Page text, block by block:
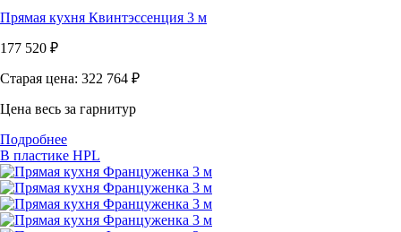
Прямая кухня Квинтэссенция 3 м
177 520 ₽
Старая цена: 322 764 ₽
Цена весь за гарнитур
Подробнее
В пластике HPL